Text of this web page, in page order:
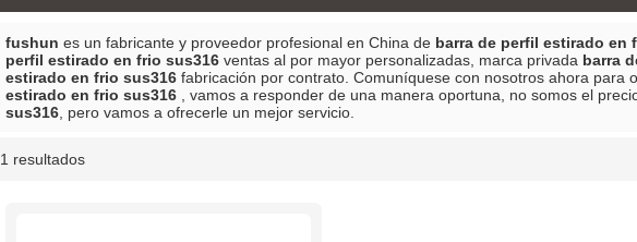
fushun es un fabricante y proveedor profesional en China de barra de perfil estirado en
perfil estirado en frio sus316 ventas al por mayor personalizadas, marca privada barra
estirado en frio sus316 fabricación por contrato. Comuníquese con nosotros ahora para
estirado en frio sus316 , vamos a responder de una manera oportuna, no somos el
sus316 , pero vamos a ofrecerle un mejor servicio.
1 resultados